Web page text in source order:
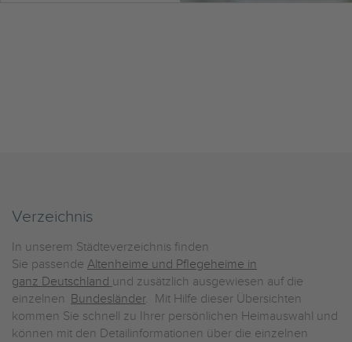
Verzeichnis
In unserem Städteverzeichnis finden
Sie passende Altenheime und Pflegeheime in
ganz Deutschland und zusätzlich ausgewiesen auf die
einzelnen Bundesländer. Mit Hilfe dieser Übersichten
kommen Sie schnell zu Ihrer persönlichen Heimauswahl und
können mit den Detailinformationen über die einzelnen